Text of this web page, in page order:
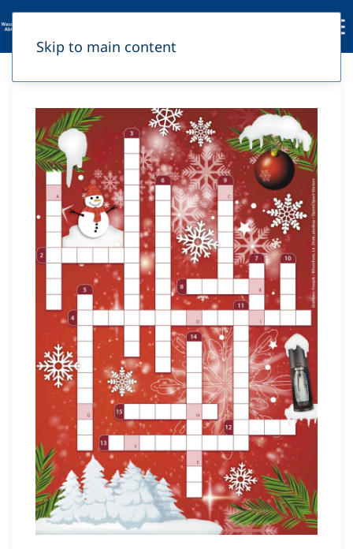
Skip to main content